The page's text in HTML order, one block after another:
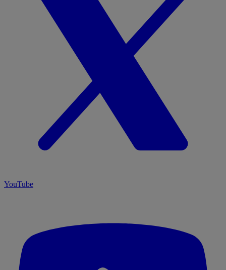
YouTube